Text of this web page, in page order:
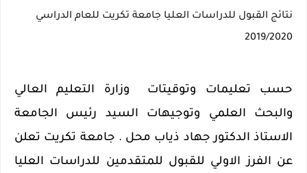
نتائج القبول للدراسات العليا جامعة تكريت للعام الدراسي
2019/2020
حسب تعليمات وتوقيتات وزارة التعليم العالي
والبحث العلمي وتوجيهات السيد رئيس الجامعة
الاستاذ الدكتور جهاد ذياب محل . جامعة تكريت تعلن
عن الفرز الاولي للقبول للمتقدمين للدراسات العليا